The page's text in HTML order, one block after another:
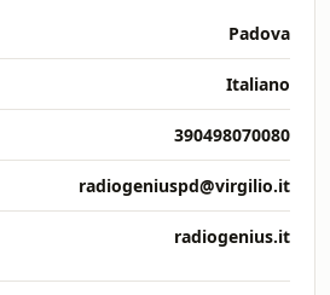
Padova
Italiano
390498070080
radiogeniuspd@virgilio.it
radiogenius.it